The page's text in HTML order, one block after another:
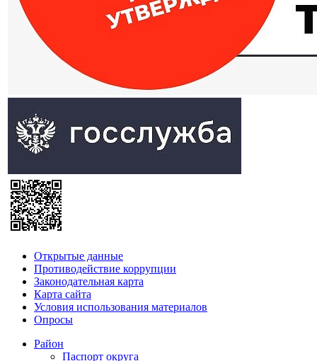
Открытые данные
Противодействие коррупции
Законодательная карта
Карта сайта
Условия использования материалов
Опросы
Район
Паспорт округа